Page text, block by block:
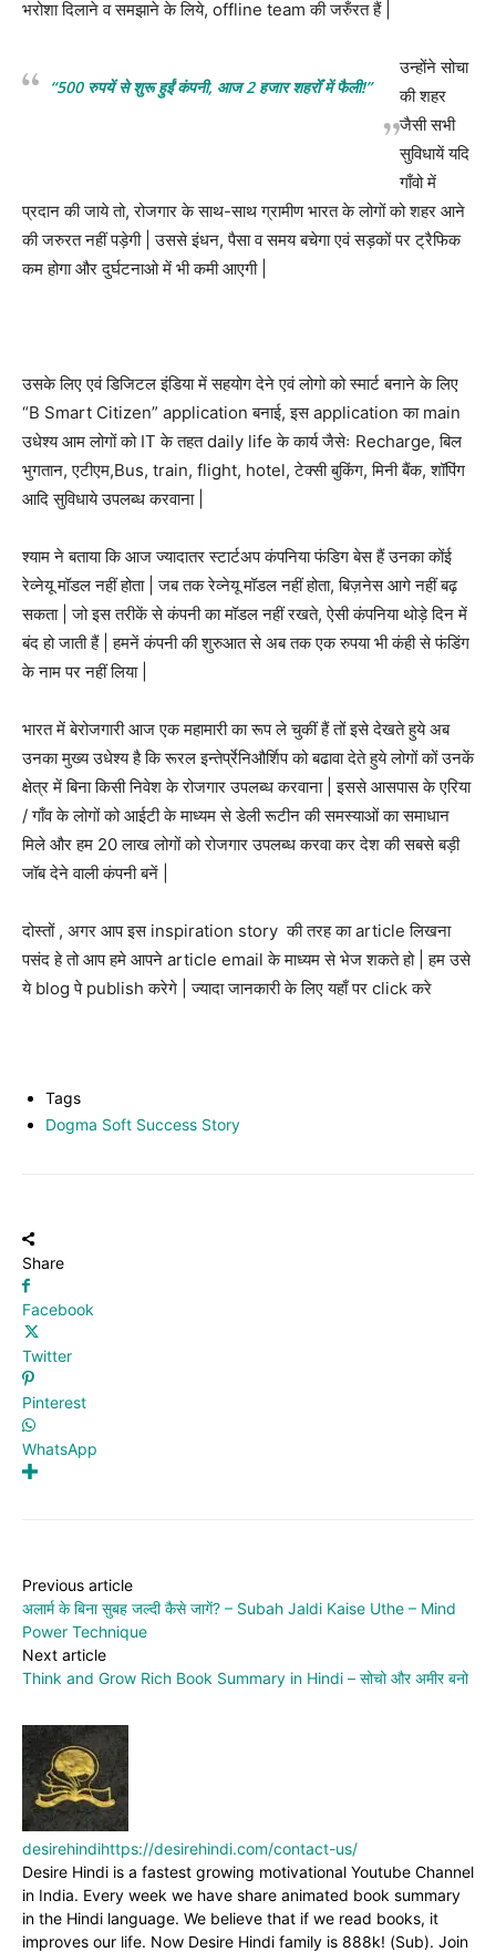
भरोशा दिलाने व समझाने के लिये, offline team की जरुँरत हैं |
“500 रुपयें से शुरू हुईं कंपनी, आज 2 हजार शहरोँ में फैली!”
उन्होंने सोचा
की शहर
जैसी सभी
सुविधायें यदि
गाँवो में
प्रदान की जाये तो, रोजगार के साथ-साथ ग्रामीण भारत के लोगों को शहर आने
की जरुरत नहीं पड़ेगी | उससे इंधन, पैसा व समय बचेगा एवं सड़कों पर ट्रैफिक
कम होगा और दुर्घटनाओ में भी कमी आएगी |
उसके लिए एवं डिजिटल इंडिया में सहयोग देने एवं लोगो को स्मार्ट बनाने के लिए
“B Smart Citizen” application बनाई, इस application का main
उधेश्य आम लोगों को IT के तहत daily life के कार्य जैसेः Recharge, बिल
भुगतान, एटीएम,Bus, train, flight, hotel, टेक्सी बुकिंग, मिनी बैंक, शॉपिंग
आदि सुविधाये उपलब्ध करवाना |
श्याम ने बताया कि आज ज्यादातर स्टार्टअप कंपनिया फंडिग बेस हैं उनका कोंई
रेव्नेयू मॉडल नहीं होता | जब तक रेव्नेयू मॉडल नहीं होता, बिज़नेस आगे नहीं बढ़
सकता | जो इस तरीकें से कंपनी का मॉडल नहीं रखते, ऐसी कंपनिया थोड़े दिन में
बंद हो जाती हैं | हमनें कंपनी की शुरुआत से अब तक एक रुपया भी कंही से फंडिंग
के नाम पर नहीं लिया |
भारत में बेरोजगारी आज एक महामारी का रूप ले चुकीं हैं तों इसे देखते हुये अब
उनका मुख्य उधेश्य है कि रूरल इन्तेर्प्रेनिऔर्शिप को बढावा देते हुये लोगों कों उनकें
क्षेत्र में बिना किसी निवेश के रोजगार उपलब्ध करवाना | इससे आसपास के एरिया
/ गाँव के लोगों को आईटी के माध्यम से डेली रूटीन की समस्याओं का समाधान
मिले और हम 20 लाख लोगों को रोजगार उपलब्ध करवा कर देश की सबसे बड़ी
जॉब देने वाली कंपनी बनें |
दोस्तों , अगर आप इस inspiration story की तरह का article लिखना
पसंद हे तो आप हमे आपने article email के माध्यम से भेज शकते हो | हम उसे
ये blog पे publish करेगे | ज्यादा जानकारी के लिए यहाँ पर click करे
Tags
Dogma Soft Success Story
Share
Facebook
Twitter
Pinterest
WhatsApp
Previous article
अलार्म के बिना सुबह जल्दी कैसे जागें? – Subah Jaldi Kaise Uthe – Mind
Power Technique
Next article
Think and Grow Rich Book Summary in Hindi – सोचो और अमीर बनो
desirehindihttps://desirehindi.com/contact-us/
Desire Hindi is a fastest growing motivational Youtube Channel
in India. Every week we have share animated book summary
in the Hindi language. We believe that if we read books, it
improves our life. Now Desire Hindi family is 888k! (Sub). Join